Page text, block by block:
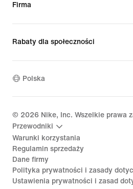
Firma
Rabaty dla społeczności
Polska
© 2026 Nike, Inc. Wszelkie prawa
Przewodniki
Warunki korzystania
Regulamin sprzedaży
Dane firmy
Polityka prywatności i zasady
Ustawienia prywatności i zasad